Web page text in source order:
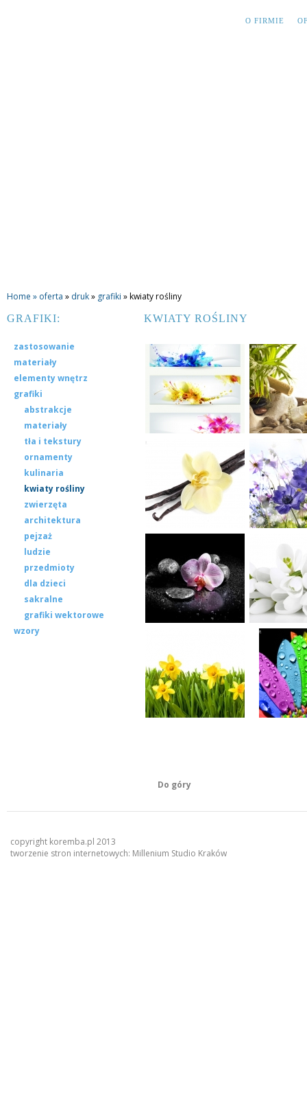
O FIRMIE
Home » oferta » druk» grafiki »kwiaty rośliny
GRAFIKI:
zastosowanie
materiały
elementy wnętrz
grafiki
abstrakcje
materiały
tła i tekstury
ornamenty
kulinaria
kwiaty rośliny
zwierzęta
architektura
pejzaż
ludzie
przedmioty
dla dzieci
sakralne
grafiki wektorowe
wzory
KWIATY ROŚLINY
Do góry
copyright koremba.pl 2013
tworzenie stron internetowych: Millenium Studio Kraków